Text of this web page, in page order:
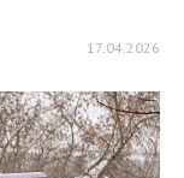
17.04.2026